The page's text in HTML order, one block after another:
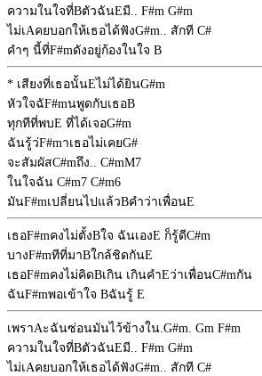
ความในใจที่BตัวฉันEมี.. F#m G#m
ไม่เAคยบอกให้เธอได้ฟังG#m.. สักที C#
คำๆ นี้ที่F#mดังอยู่ก้องในใจ B
* เสียงที่เธอนั้นEไม่ได้ยินG#m
หัวใจฉัF#mนพูดกับเธอB
ทุกทีที่พบE ที่ได้เจอG#m
ฉันรู้ว่F#mาเธอไม่เคยG#
จะสัมผัสC#mถึง.. C#mM7
ในใจฉัน C#m7 C#m6
มันF#mเปลี่ยนไปแล้วBคำว่าเพื่อนE
เธอF#mคงไม่ตั้งBใจ ฉันเองE ก็รู้ดีC#m
บางF#mทีที่มาBใกล้ชิดกันE
เธอF#mคงไม่คิดBเกิน เกินคำEว่าเพื่อนC#mกัน
ฉันF#mพอเข้าใจ Bฉันรู้ E
เพราAะฉันซ่อนมันไว้ข้างใน.G#m. Gm F#m
ความในใจที่BตัวฉันEมี.. F#m G#m
ไม่เAคยบอกให้เธอได้ฟังG#m.. สักที C#